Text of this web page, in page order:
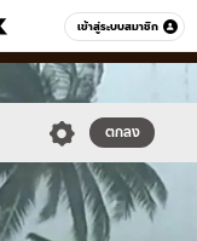
เข้าสู่ระบบสมาชิก
หมวดอื่นๆ
ตกลง